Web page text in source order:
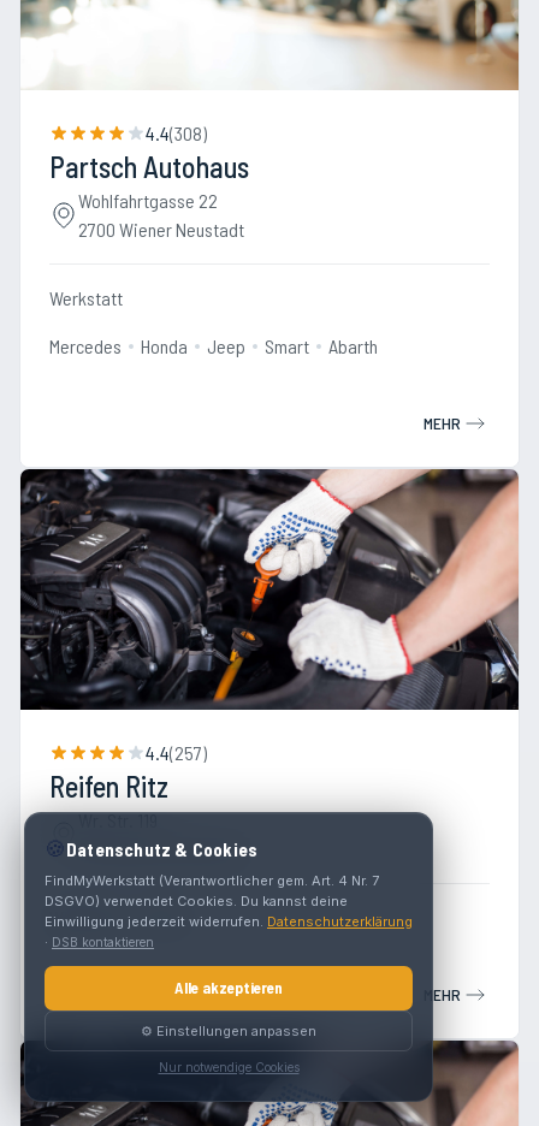
4.4(308)
Partsch Autohaus
Wohlfahrtgasse 22
2700 Wiener Neustadt
Werkstatt
Mercedes Honda Jeep Smart Abarth
MEHR
4.4(257)
Reifen Ritz
Wr. Str. 119
2700 Wiener Neustadt
Werkstatt Reifen
MEHR
🍪Datenschutz & Cookies
FindMyWerkstatt (Verantwortlicher gem. Art. 4 Nr. 7
DSGVO) verwendet Cookies. Du kannst deine
Einwilligung jederzeit widerrufen. Datenschutzerklärung
· DSB kontaktieren
Alle akzeptieren
⚙️ Einstellungen anpassen
Nur notwendige Cookies